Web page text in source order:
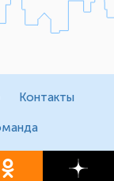
Контакты